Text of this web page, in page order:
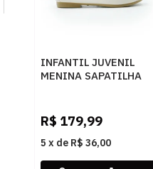
INFANTIL JUVENIL
MENINA SAPATILHA
R$ 179,99
5 x de R$ 36,00